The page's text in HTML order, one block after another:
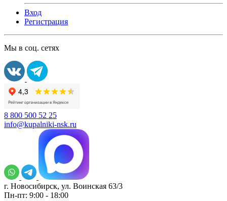
Вход
Регистрация
Мы в соц. сетях
8 800 500 52 25
info@kupalniki-nsk.ru
г. Новосибирск, ул. Воинская 63/3
Пн-пт: 9:00 - 18:00